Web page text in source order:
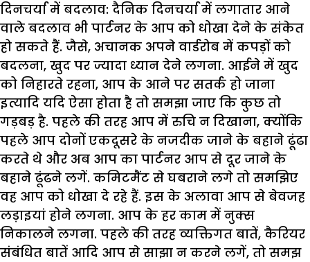
दिनचर्या में बदलाव: दैनिक दिनचर्या में लगातार आने
वाले बदलाव भी पार्टनर के आप को धोखा देने के संकेत
हो सकते हैं. जैसे, अचानक अपने वार्डरोब में कपड़ों को
बदलना, खुद पर ज्यादा ध्यान देने लगना. आईने में खुद
को निहारते रहना, आप के आने पर सतर्क हो जाना
इत्यादि यदि ऐसा होता है तो समझा जाए कि कुछ तो
गड़बड़ है. पहले की तरह आप में रुचि न दिखाना, क्योंकि
पहले आप दोनों एकदूसरे के नजदीक जाने के बहाने ढूंढा
करते थे और अब आप का पार्टनर आप से दूर जाने के
बहाने ढूंढने लगें. कमिटमैंट से घबराने लगे तो समझिए
वह आप को धोखा दे रहे हैं. इस के अलावा आप से बेवजह
लड़ाइयां होने लगना. आप के हर काम में नुक्स
निकालने लगना. पहले की तरह व्यक्तिगत बातें, कैरियर
संबंधित बातें आदि आप से साझा न करने लगें, तो समझ